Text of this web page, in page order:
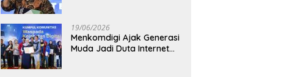
19/06/2026
Menkomdigi Ajak Generasi
Muda Jadi Duta Internet